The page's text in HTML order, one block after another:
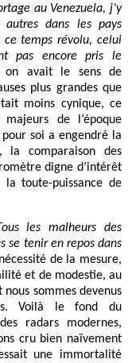
au Venezuela, j’y
dans les pays
ce temps révolu, celui
pas encore pris le
on avait le sens de
plus grandes que
moins cynique, ce
de l’époque
soi a engendré la
comparaison des
digne d’intérêt
toute-puissance de
les malheurs des
se tenir en repos dans
de la mesure,
et de modestie, au
sommes devenus
Voilà le fond du
radars modernes,
cru bien naïvement
une immortalité